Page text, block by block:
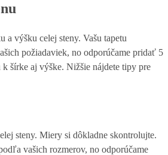
a výšku celej steny. Vašu tapetu
požiadaviek, no odporúčame pridať 5
k šírke aj výške. Nižšie nájdete tipy pre
steny. Miery si dôkladne skontrolujte.
vašich rozmerov, no odporúčame